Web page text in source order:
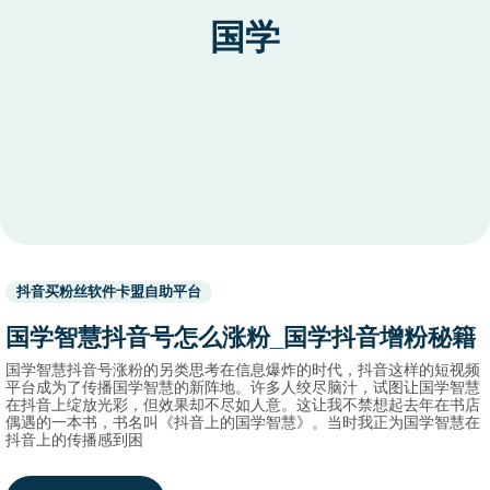
国学
Used
before
names.
抖音买粉丝软件卡盟自助平台
国学智慧抖音号怎么涨粉_国学抖音增粉秘籍
国学智慧抖音号涨粉的另类思考在信息爆炸的时代，抖音这样的短视频
平台成为了传播国学智慧的新阵地。许多人绞尽脑汁，试图让国学智慧
在抖音上绽放光彩，但效果却不尽如人意。这让我不禁想起去年在书店
偶遇的一本书，书名叫《抖音上的国学智慧》。当时我正为国学智慧在
抖音上的传播感到困